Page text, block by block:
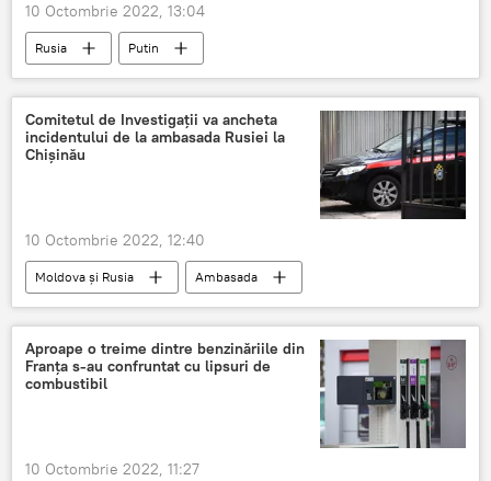
10 Octombrie 2022, 13:04
Rusia Putin
Comitetul de Investigații va ancheta
incidentului de la ambasada Rusiei la
Chișinău
10 Octombrie 2022, 12:40
Moldova și Rusia Ambasada
Aproape o treime dintre benzinăriile din
Franța s-au confruntat cu lipsuri de
combustibil
10 Octombrie 2022, 11:27